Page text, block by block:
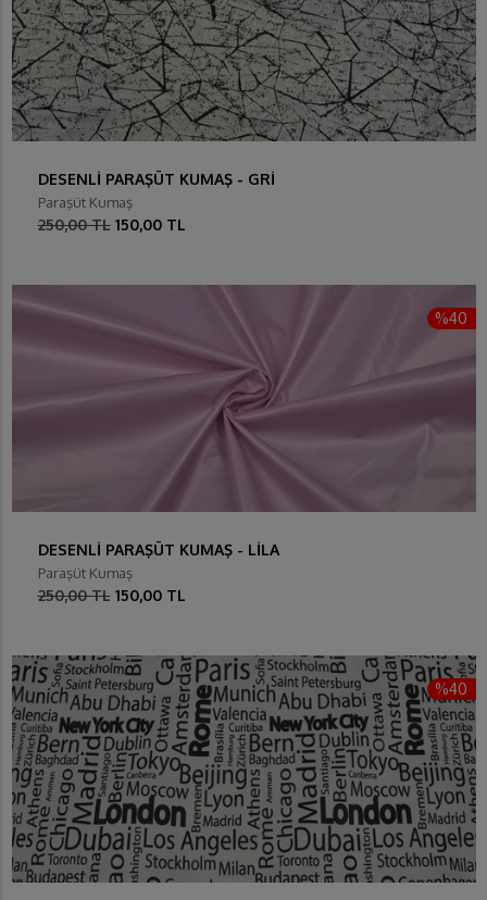
DESENLİ PARAŞÜT KUMAŞ - GRİ
Paraşüt Kumaş
250,00 TL 150,00 TL
%40
DESENLİ PARAŞÜT KUMAŞ - LİLA
Paraşüt Kumaş
250,00 TL 150,00 TL
%40